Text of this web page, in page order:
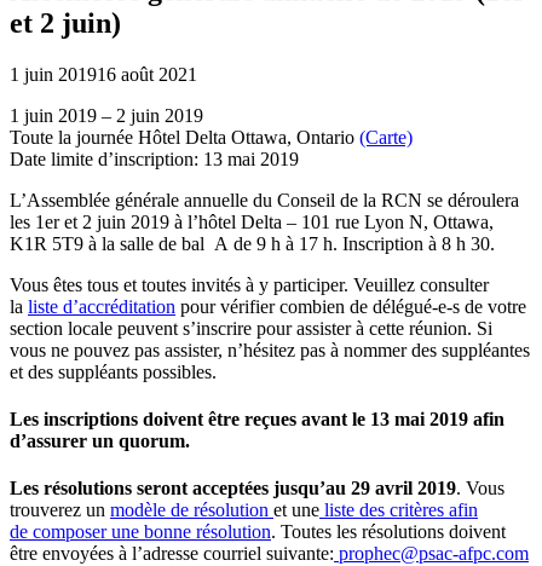
et 2 juin)
1 juin 201916 août 2021
1 juin 2019 – 2 juin 2019
Toute la journée Hôtel Delta Ottawa, Ontario (Carte)
Date limite d’inscription: 13 mai 2019
L’Assemblée générale annuelle du Conseil de la RCN se déroulera
les 1er et 2 juin 2019 à l’hôtel Delta – 101 rue Lyon N, Ottawa,
K1R 5T9 à la salle de bal A de 9 h à 17 h. Inscription à 8 h 30.
Vous êtes tous et toutes invités à y participer. Veuillez consulter
la liste d’accréditation pour vérifier combien de délégué-e-s de votre
section locale peuvent s’inscrire pour assister à cette réunion. Si
vous ne pouvez pas assister, n’hésitez pas à nommer des suppléantes
et des suppléants possibles.
Les inscriptions doivent être reçues avant le 13 mai 2019 afin
d’assurer un quorum.
Les résolutions seront acceptées jusqu’au 29 avril 2019. Vous
trouverez un modèle de résolution et une liste des critères afin
de composer une bonne résolution. Toutes les résolutions doivent
être envoyées à l’adresse courriel suivante: prophec@psac-afpc.com